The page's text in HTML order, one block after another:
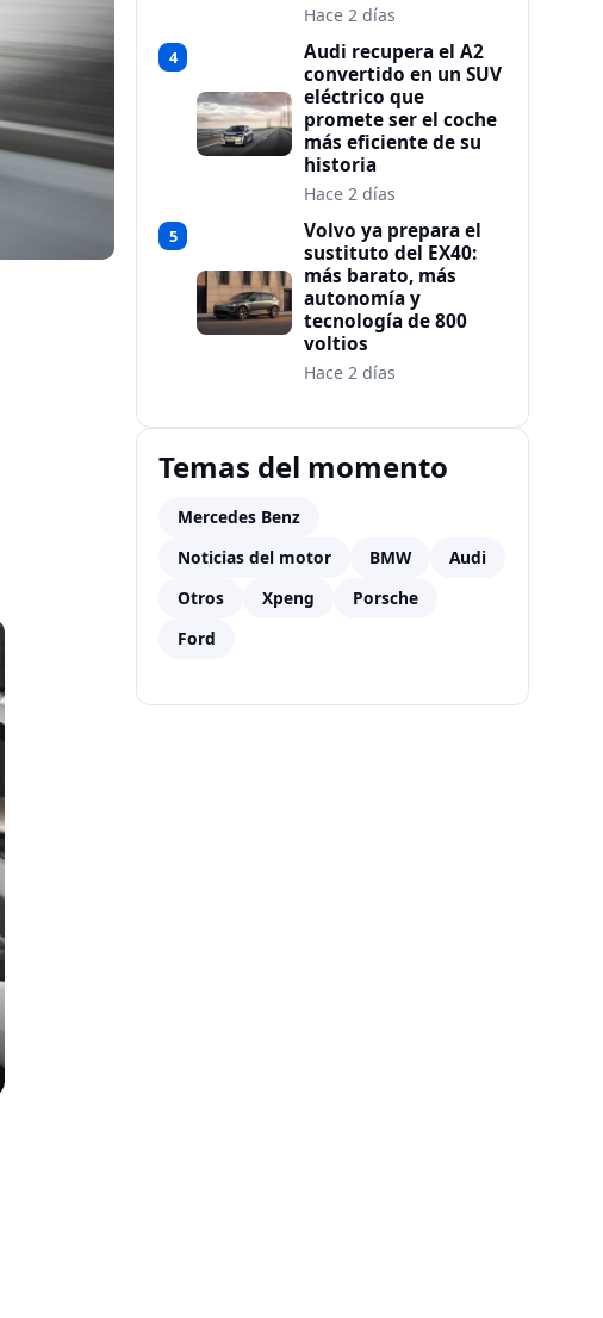
Hace 2 días
4
Audi recupera el A2
convertido en un SUV
eléctrico que
promete ser el coche
más eficiente de su
historia
Hace 2 días
5
Volvo ya prepara el
sustituto del EX40:
más barato, más
autonomía y
tecnología de 800
voltios
Hace 2 días
Temas del momento
Mercedes Benz
Noticias del motor
BMW
Audi
Otros
Xpeng
Porsche
Ford